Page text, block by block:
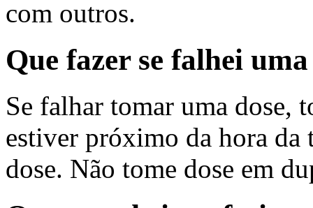
com outros.
Que fazer se falhei
Se falhar tomar uma dose,
estiver próximo da hora da
dose. Não tome dose em